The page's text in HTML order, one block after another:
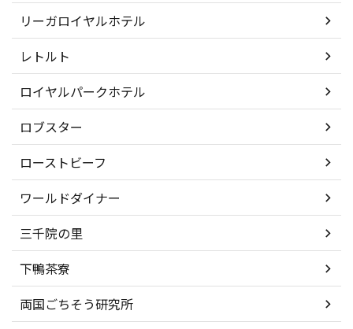
リーガロイヤルホテル
レトルト
ロイヤルパークホテル
ロブスター
ローストビーフ
ワールドダイナー
三千院の里
下鴨茶寮
両国ごちそう研究所